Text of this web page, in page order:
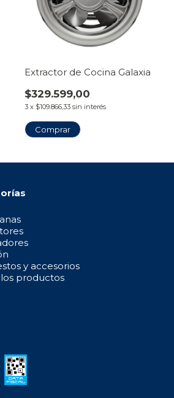
Extractor de Cocina Galaxia
$329.599,00
3 x $109.866,33 sin interés
Comprar
y accesorios
los productos